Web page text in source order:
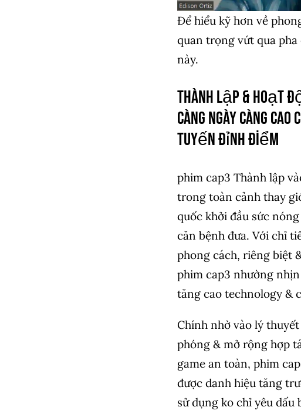
Để hiểu kỹ hơn về
quan trọng vứt qua
này.
Thành lập & hoạt
càng ngày càng
tuyến đỉnh điểm
phim cap3 Thành lập
trong toàn cảnh thay
quốc khởi đầu sức
căn bệnh đưa. Với chỉ
phong cách, riêng biệt
phim cap3 nhường
tăng cao technology &
Chính nhờ vào lý
phóng & mở rộng hợp
game an toàn, phim
được danh hiệu tăng
sử dụng ko chỉ yêu